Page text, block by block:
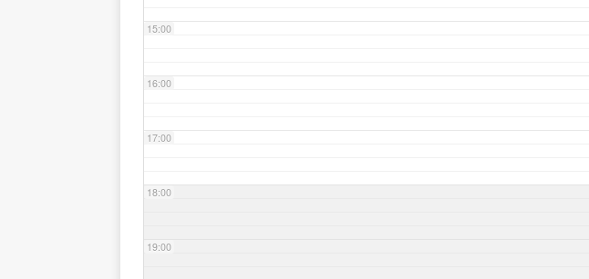
15:00
16:00
17:00
18:00
19:00